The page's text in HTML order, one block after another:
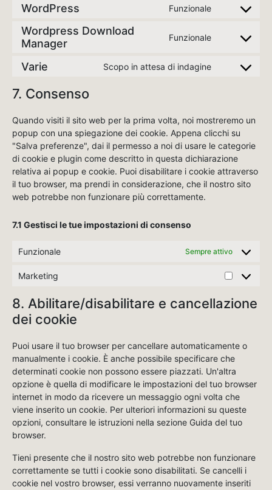
WordPress Funzionale
Wordpress Download
Manager
Funzionale
Varie Scopo in attesa di indagine
7. Consenso
Quando visiti il sito web per la prima volta, noi mostreremo un
popup con una spiegazione dei cookie. Appena clicchi su
"Salva preferenze", dai il permesso a noi di usare le categorie
di cookie e plugin come descritto in questa dichiarazione
relativa ai popup e cookie. Puoi disabilitare i cookie attraverso
il tuo browser, ma prendi in considerazione, che il nostro sito
web potrebbe non funzionare più correttamente.
7.1 Gestisci le tue impostazioni di consenso
Funzionale Sempre attivo
Marketing
8. Abilitare/disabilitare e cancellazione
dei cookie
Puoi usare il tuo browser per cancellare automaticamente o
manualmente i cookie. È anche possibile specificare che
determinati cookie non possono essere piazzati. Un'altra
opzione è quella di modificare le impostazioni del tuo browser
internet in modo da ricevere un messaggio ogni volta che
viene inserito un cookie. Per ulteriori informazioni su queste
opzioni, consultare le istruzioni nella sezione Guida del tuo
browser.
Tieni presente che il nostro sito web potrebbe non funzionare
correttamente se tutti i cookie sono disabilitati. Se cancelli i
cookie nel vostro browser, essi verranno nuovamente inseriti